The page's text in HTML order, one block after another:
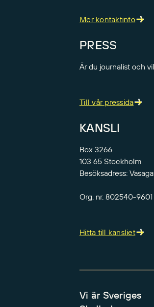
Mer kontaktinfo
PRESS
Är du journalist och
Till vår pressida
KANSLI
Box 3266
103 65 Stockholm
Besöksadress:
Org. nr. 802540-9601
Hitta till kansliet
Vi är Sveriges